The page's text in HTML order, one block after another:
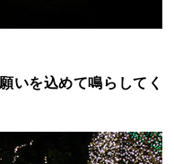
いを込めて鳴らしてく